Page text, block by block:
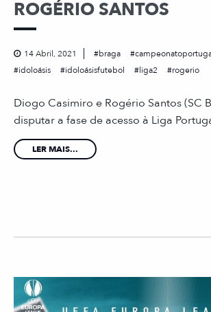
ROGÉRIO SANTOS
14 Abril, 2021 braga
idoloásis
idoloásisfutebol liga2 rogerio
Diogo Casimiro e Rogério Santos (SC
disputar a fase de acesso à Liga
LER MAIS...